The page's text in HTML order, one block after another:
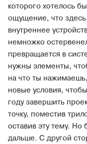
которого хотелось
ощущение, что
внутреннее
немножко
превращается в
нужны элементы,
на что ты
новые условия,
году завершить
точку, поместив
оставив эту тему.
дальше. С другой